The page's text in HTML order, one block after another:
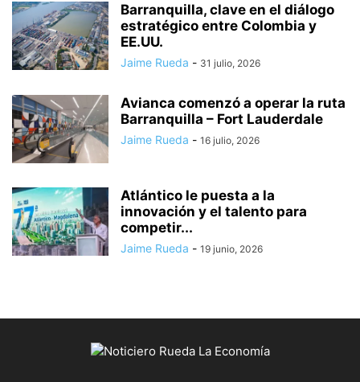
Barranquilla, clave en el diálogo
estratégico entre Colombia y
EE.UU.
Jaime Rueda - 31 julio, 2026
Avianca comenzó a operar la ruta
Barranquilla – Fort Lauderdale
Jaime Rueda - 16 julio, 2026
Atlántico le puesta a la
innovación y el talento para
competir...
Jaime Rueda - 19 junio, 2026